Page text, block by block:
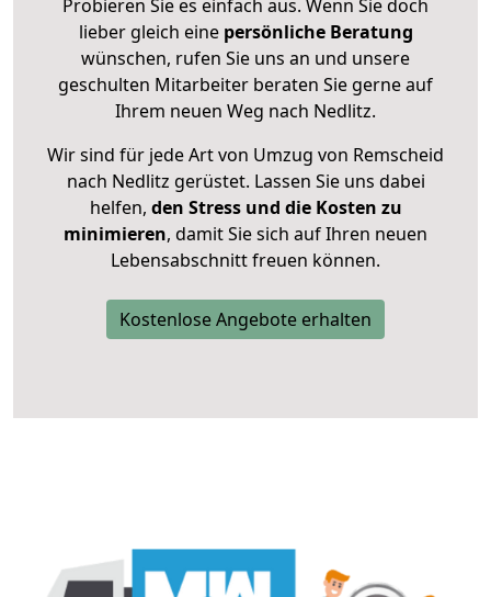
Probieren Sie es einfach aus. Wenn Sie doch
lieber gleich eine persönliche Beratung
wünschen, rufen Sie uns an und unsere
geschulten Mitarbeiter beraten Sie gerne auf
Ihrem neuen Weg nach Nedlitz.
Wir sind für jede Art von Umzug von Remscheid
nach Nedlitz gerüstet. Lassen Sie uns dabei
helfen, den Stress und die Kosten zu
minimieren, damit Sie sich auf Ihren neuen
Lebensabschnitt freuen können.
Kostenlose Angebote erhalten